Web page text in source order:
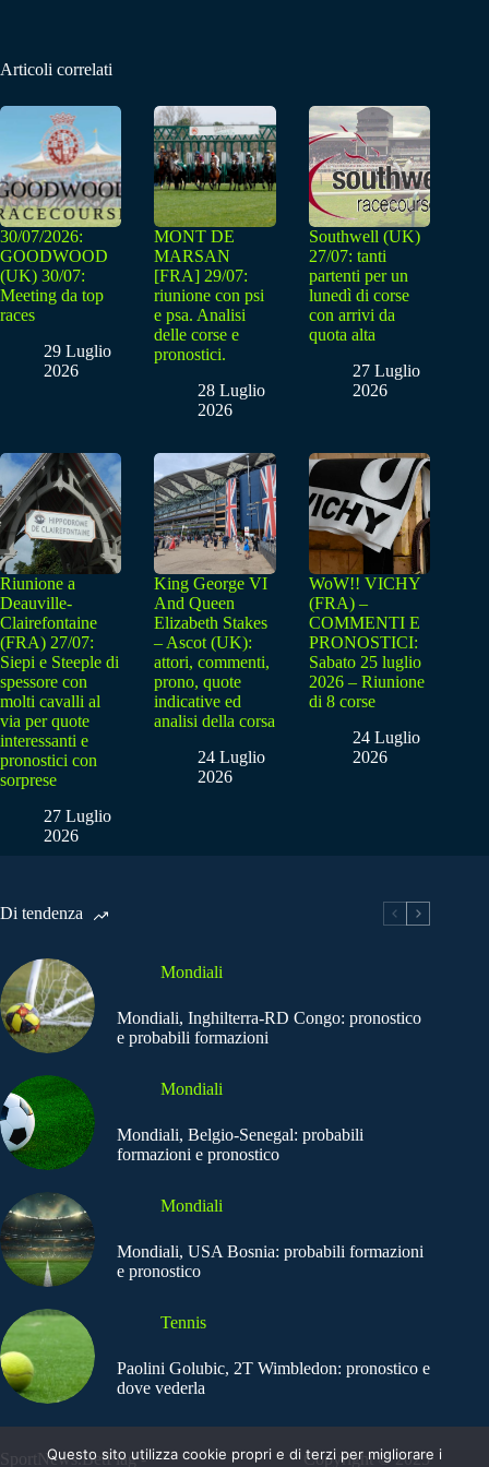
Articoli correlati
30/07/2026:
GOODWOOD
(UK) 30/07:
Meeting da top
races
29 Luglio
2026
MONT DE
MARSAN
[FRA] 29/07:
riunione con psi
e psa. Analisi
delle corse e
pronostici.
28 Luglio
2026
Southwell (UK)
27/07: tanti
partenti per un
lunedì di corse
con arrivi da
quota alta
27 Luglio
2026
Riunione a
Deauville-
Clairefontaine
(FRA) 27/07:
Siepi e Steeple di
spessore con
molti cavalli al
via per quote
interessanti e
pronostici con
sorprese
27 Luglio
2026
King George VI
And Queen
Elizabeth Stakes
– Ascot (UK):
attori, commenti,
prono, quote
indicative ed
analisi della corsa
24 Luglio
2026
WoW!! VICHY
(FRA) –
COMMENTI E
PRONOSTICI:
Sabato 25 luglio
2026 – Riunione
di 8 corse
24 Luglio
2026
Di tendenza
Mondiali
Mondiali, Inghilterra-RD Congo: pronostico
e probabili formazioni
Mondiali
Mondiali, Belgio-Senegal: probabili
formazioni e pronostico
Mondiali
Mondiali, USA Bosnia: probabili formazioni
e pronostico
Tennis
Paolini Golubic, 2T Wimbledon: pronostico e
dove vederla
SportNews.BetFlag - Copyright © 2025
Questo sito utilizza cookie propri e di terzi per migliorare i